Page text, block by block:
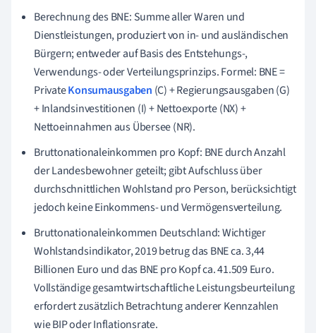
Berechnung des BNE: Summe aller Waren und
Dienstleistungen, produziert von in- und ausländischen
Bürgern; entweder auf Basis des Entstehungs-,
Verwendungs- oder Verteilungsprinzips. Formel: BNE =
PrivateKonsumausgaben (C) + Regierungsausgaben (G)
+ Inlandsinvestitionen (I) + Nettoexporte (NX) +
Nettoeinnahmen aus Übersee (NR).
Bruttonationaleinkommen pro Kopf: BNE durch Anzahl
der Landesbewohner geteilt; gibt Aufschluss über
durchschnittlichen Wohlstand pro Person, berücksichtigt
jedoch keine Einkommens- und Vermögensverteilung.
Bruttonationaleinkommen Deutschland: Wichtiger
Wohlstandsindikator, 2019 betrug das BNE ca. 3,44
Billionen Euro und das BNE pro Kopf ca. 41.509 Euro.
Vollständige gesamtwirtschaftliche Leistungsbeurteilung
erfordert zusätzlich Betrachtung anderer Kennzahlen
wie BIP oder Inflationsrate.